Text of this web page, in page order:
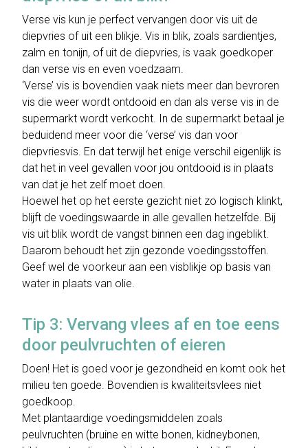
Verse vis kun je perfect vervangen door vis uit de
diepvries of uit een blikje. Vis in blik, zoals sardientjes,
zalm en tonijn, of uit de diepvries, is vaak goedkoper
dan verse vis en even voedzaam.
‘Verse’ vis is bovendien vaak niets meer dan bevroren
vis die weer wordt ontdooid en dan als verse vis in de
supermarkt wordt verkocht. In de supermarkt betaal je
beduidend meer voor die ‘verse’ vis dan voor
diepvriesvis. En dat terwijl het enige verschil eigenlijk is
dat het in veel gevallen voor jou ontdooid is in plaats
van dat je het zelf moet doen.
Hoewel het op het eerste gezicht niet zo logisch klinkt,
blijft de voedingswaarde in alle gevallen hetzelfde. Bij
vis uit blik wordt de vangst binnen een dag ingeblikt.
Daarom behoudt het zijn gezonde voedingsstoffen.
Geef wel de voorkeur aan een visblikje op basis van
water in plaats van olie.
Tip 3: Vervang vlees af en toe eens
door peulvruchten of eieren
Doen! Het is goed voor je gezondheid en komt ook het
milieu ten goede. Bovendien is kwaliteitsvlees niet
goedkoop.
Met plantaardige voedingsmiddelen zoals
peulvruchten (bruine en witte bonen, kidneybonen,